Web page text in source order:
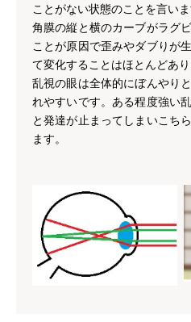
ことがない状態のことを言いま
角膜の縦と横のカーブがラグ
ことが原因で歪みやダブりが
て変化することはほとんどあり
乱視の眼は全体的にぼんやり
れやすいです。ある程度強い
と発達が止まってしまいこち
ます。